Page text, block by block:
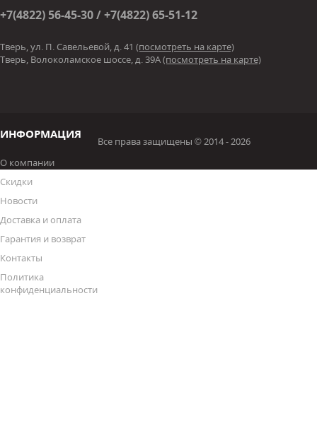
+7(4822) 56-45-30 / +7(4822) 65-51-12
Тверь, ул. П. Савельевой, д. 41 (посмотреть на карте)
Тверь, Волоколамское шоссе, д. 39А(посмотреть на карте)
ИНФОРМАЦИЯ
О компании
Скидки
Новости
Доставка и оплата
Гарантия и возврат
Контакты
Политика
конфиденциальности
Все права защищены © 2014 - 2026